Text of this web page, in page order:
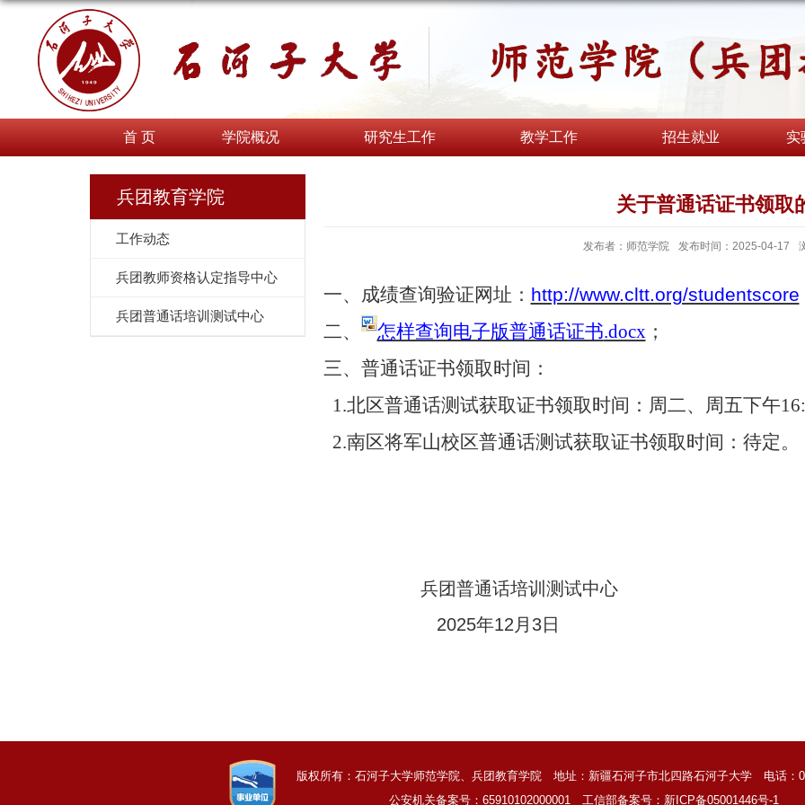
首 页 学院概况 研究生工作 教学工作 招生就业 实
兵团教育学院
工作动态
兵团教师资格认定指导中心
兵团普通话培训测试中心
关于普通话证书领取
发布者：师范学院 发布时间：2025-04-17
一、成绩查询验证网址： http://www.cltt.org/studentscore
二、 怎样查询电子版普通话证书.docx ；
三、普通话证书领取时间：
1.北区普通话测试获取证书领取时间：周二、周五下午
2.南区将军山校区普通话测试获取证书领取时间：待定。
兵团普通话培训测试中心
2025年12月3日
版权所有：石河子大学师范学院、兵团教育学院 地址：新疆石河子市北四路石河子大学 电话：
公安机关备案号：65910102000001 工信部备案号：新ICP备05001446号-1